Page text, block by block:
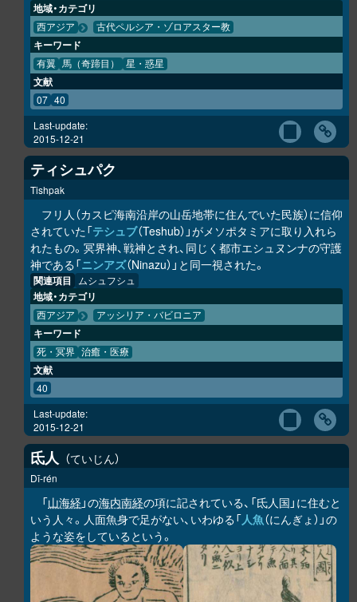
地域・カテゴリ
西アジア 古代ペルシア・ゾロアスター教
キーワード
有翼 馬（奇蹄目） 星・惑星
文献
07 40
Last-update:
2015-12-21
ティシュパク
Tishpak
フリ人（カスピ海南沿岸の山岳地帯に住んでいた民族）に信仰
されていた「テシュブ（Teshub）」がメソポタミアに取り入れら
れたもの。冥界神、戦神とされ、同じく都市エシュヌンナの守護
神である「ニンアズ（Ninazu）」と同一視された。
関連項目 ムシュフシュ
地域・カテゴリ
西アジア アッシリア・バビロニア
キーワード
死・冥界 治癒・医療
文献
40
Last-update:
2015-12-21
氐人 ていじん
Dī-rén
「山海経 」の海内南経の項に記されている、「氐人国」に住むと
いう人々。人面魚身で足がない、いわゆる「人魚（にんぎょ）」の
ような姿をしているという。